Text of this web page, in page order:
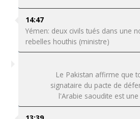
14:47
Yémen: deux civils tués dans une
rebelles houthis (ministre)
Le Pakistan affirme que
signataire du pacte de
l'Arabie saoudite est